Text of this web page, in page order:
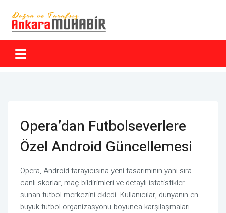
Opera’dan Futbolseverlere
Özel Android Güncellemesi
Opera, Android tarayıcısına yeni tasarımının yanı sıra
canlı skorlar, maç bildirimleri ve detaylı istatistikler
sunan futbol merkezini ekledi. Kullanıcılar, dünyanın en
büyük futbol organizasyonu boyunca karşılaşmaları